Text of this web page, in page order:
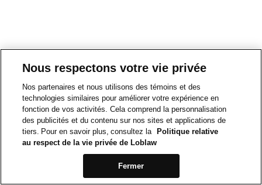
Nous respectons votre vie privée
Nos partenaires et nous utilisons des témoins et des
technologies similaires pour améliorer votre expérience en
fonction de vos activités. Cela comprend la personnalisation
des publicités et du contenu sur nos sites et applications de
tiers. Pour en savoir plus, consultez la
Politique relative
au respect de la vie privée de Loblaw
Fermer